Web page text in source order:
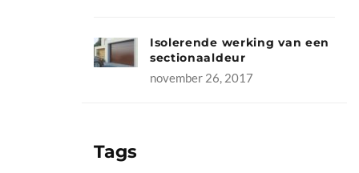
Isolerende werking van een
sectionaaldeur
november 26, 2017
Tags